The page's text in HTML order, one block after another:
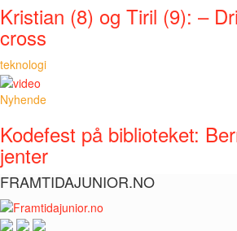
Kristian (8) og Tiril (9): –
cross
teknologi
Nyhende
Kodefest på biblioteket:
jenter
FRAMTIDAJUNIOR.NO